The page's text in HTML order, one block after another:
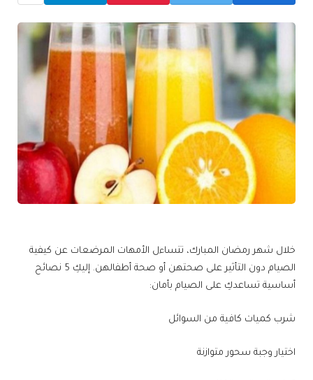
خلال شهر رمضان المبارك، تتساءل الأمهات المرضعات عن كيفية
الصيام دون التأثير على صحتهن أو صحة أطفالهن. إليكِ 5 نصائح
أساسية تساعدكِ على الصيام بأمان:
شرب كميات كافية من السوائل
اختيار وجبة سحور متوازنة